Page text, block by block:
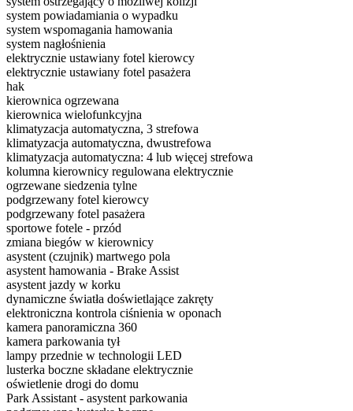
system powiadamiania o wypadku
system wspomagania hamowania
system nagłośnienia
elektrycznie ustawiany fotel kierowcy
elektrycznie ustawiany fotel pasażera
hak
kierownica ogrzewana
kierownica wielofunkcyjna
klimatyzacja automatyczna, 3 strefowa
klimatyzacja automatyczna, dwustrefowa
klimatyzacja automatyczna: 4 lub więcej strefowa
kolumna kierownicy regulowana elektrycznie
ogrzewane siedzenia tylne
podgrzewany fotel kierowcy
podgrzewany fotel pasażera
sportowe fotele - przód
zmiana biegów w kierownicy
asystent (czujnik) martwego pola
asystent hamowania - Brake Assist
asystent jazdy w korku
dynamiczne światła doświetlające zakręty
elektroniczna kontrola ciśnienia w oponach
kamera panoramiczna 360
kamera parkowania tył
lampy przednie w technologii LED
lusterka boczne składane elektrycznie
oświetlenie drogi do domu
Park Assistant - asystent parkowania